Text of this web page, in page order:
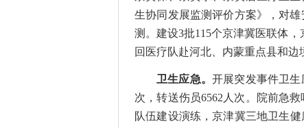
生协同发展监测评价方案》， 对雄
测 。建设3批115个京津冀医联体
回医疗队赴河北、内蒙重点县和边
卫生应急。 开展突发事件卫生
次，转送伤员6562人次。院前急
队伍建设演练 ，京津冀三地卫生健